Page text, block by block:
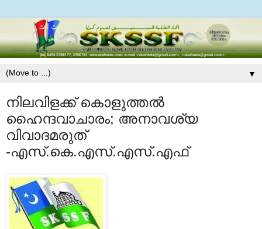
▼
നിലവിളക്ക് കൊളുത്തല്‍
ഹൈന്ദവാചാരം; അനാവശ്യ
വിവാദമരുത്
-എസ്.കെ.എസ്.എസ്.എഫ്